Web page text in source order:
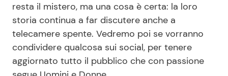
resta il mistero, ma una cosa è certa: la loro
storia continua a far discutere anche a
telecamere spente. Vedremo poi se vorranno
condividere qualcosa sui social, per tenere
aggiornato tutto il pubblico che con passione